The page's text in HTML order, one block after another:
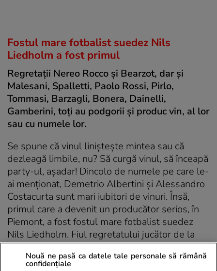
Fostul mare fotbalist suedez Nils
Liedholm a fost primul
Regretaţii Nereo Rocco şi Bearzot, dar şi
Malesani, Spalletti, Paolo Rossi, Pirlo,
Tommasi, Barzagli, Bonera, Dainelli,
Gamberini, toţi au podgorii şi produc vin, al lor
sau cu numele lor.
Se spune că vinul linişteşte mintea sau că
dezleagă limbile, nu? Să curgă vinul, să înceapă
party-ul, aşadar! Dincolo de numele pe care le-
ai menţionat, Demetrio Albertini şi Alessandro
Costacurta sunt mari iubitori de vinuri. Însă,
primul care a devenit un producător serios, în
Piemont, a fost fostul mare fotbalist suedez
Nils Liedholm. Fiul regretatului jucător de la
Milan, apoi antrenor în Peninsulă, încă produce
Grignolino cu sigiliul familiei.
Nouă ne pasă ca datele tale personale să rămână
confidențiale